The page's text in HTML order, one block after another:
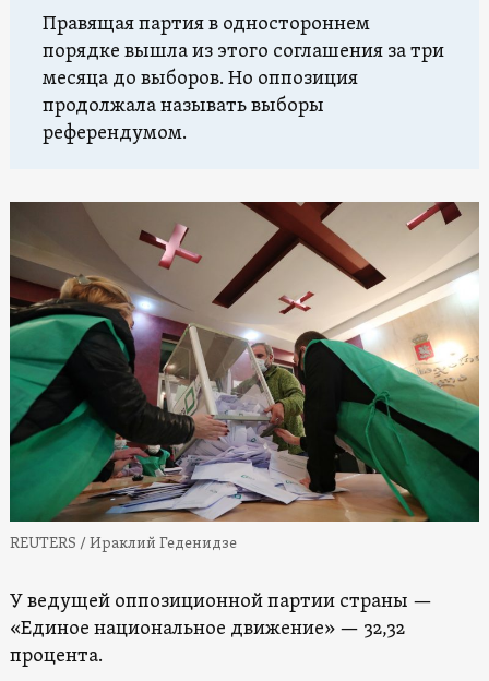
Правящая партия в одностороннем
порядке вышла из этого соглашения за три
месяца до выборов. Но оппозиция
продолжала называть выборы
референдумом.
REUTERS / Ираклий Геденидзе
У ведущей оппозиционной партии страны —
«Единое национальное движение» — 32,32
процента.